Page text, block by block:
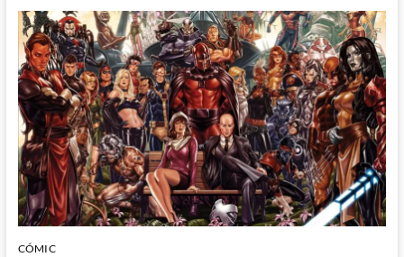
en
el
cielo
como
en
el
infierno:
House
of
X
/
Powers
of
X
(II)
CÓMIC